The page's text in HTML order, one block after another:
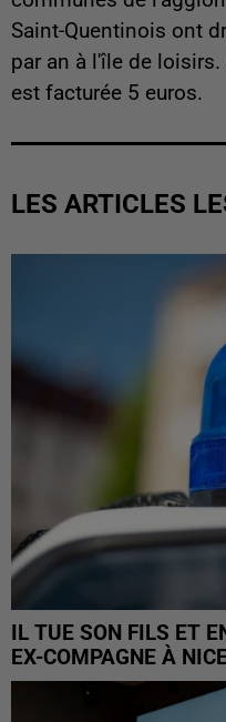
Saint-Quentinois ont
par an à l'île de loisirs.
est facturée 5 euros.
LES ARTICLES
IL TUE SON FILS ET
EX-COMPAGNE À